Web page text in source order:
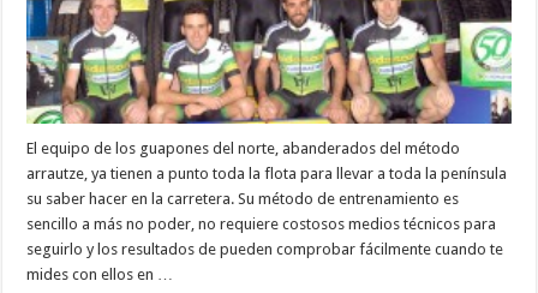
El equipo de los guapones del norte, abanderados del método
arrautze, ya tienen a punto toda la flota para llevar a toda la península
su saber hacer en la carretera. Su método de entrenamiento es
sencillo a más no poder, no requiere costosos medios técnicos para
seguirlo y los resultados de pueden comprobar fácilmente cuando te
mides con ellos en …